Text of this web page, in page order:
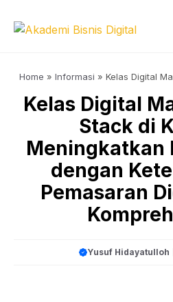
Home » Informasi » Kelas Digital
Digital yang
Kelas Digital
Stack di
Meningkatkan
dengan
Pemasaran
Yusuf Hidayatulloh